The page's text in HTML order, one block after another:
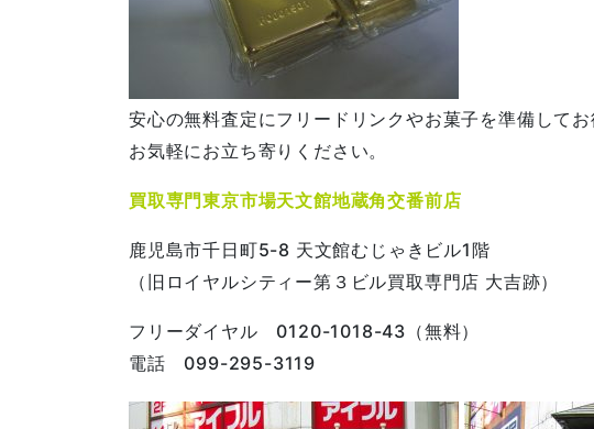
安心の無料査定にフリードリンクやお菓子を準備してお
お気軽にお立ち寄りください。
買取専門東京市場天文館地蔵角交番前店
鹿児島市千日町5-8 天文館むじゃきビル1階
（旧ロイヤルシティー第３ビル買取専門店 大吉跡）
フリーダイヤル 0120-1018-43（無料）
電話 099-295-3119